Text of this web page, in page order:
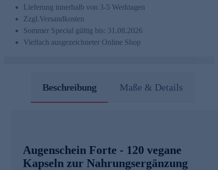
Lieferung innerhalb von 3-5 Werktagen
Zzgl.Versandkosten
Sommer Special gültig bis: 31.08.2026
Vielfach ausgezeichneter Online Shop
Beschreibung Maße & Details
Augenschein Forte - 120 vegane
Kapseln zur Nahrungsergänzung